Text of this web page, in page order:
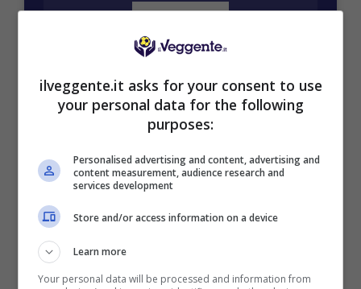
Fino a 2050€ bonus scommesse e sport
Per i nuovi utenti della piattaforma: 100% fino a 50€ in
Bonus Scommesse + 100% fino a 2000€ in Bonus
Sport
2050€
ilveggente.it asks for your consent to use
your personal data for the following
purposes:
Personalised advertising and content, advertising and
content measurement, audience research and
services development
Store and/or access information on a device
Learn more
Your personal data will be processed and information from